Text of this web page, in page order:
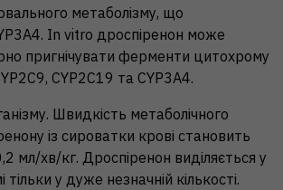
метаболізму, що
In vitro дроспіренон може
пригнічувати ферменти цитохрому
CYP2C19 та CYP3A4.
Швидкість метаболічного
із сироватки крові становить
мл/хв/кг. Дроспіренон виділяється у
тільки у дуже незначній кількості.